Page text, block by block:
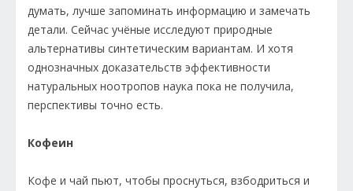
думать, лучше запоминать информацию и замечать
детали. Сейчас учёные исследуют природные
альтернативы синтетическим вариантам. И хотя
однозначных доказательств эффективности
натуральных ноотропов наука пока не получила,
перспективы точно есть.
Кофеин
Кофе и чай пьют, чтобы проснуться, взбодриться и